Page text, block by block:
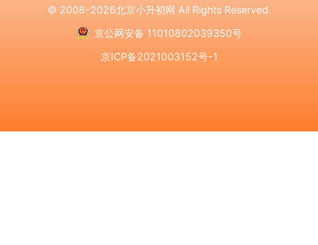
© 2008-2026北京小升初网 All Rights Reserved.
京公网安备 11010802039350号
京ICP备2021003152号-1